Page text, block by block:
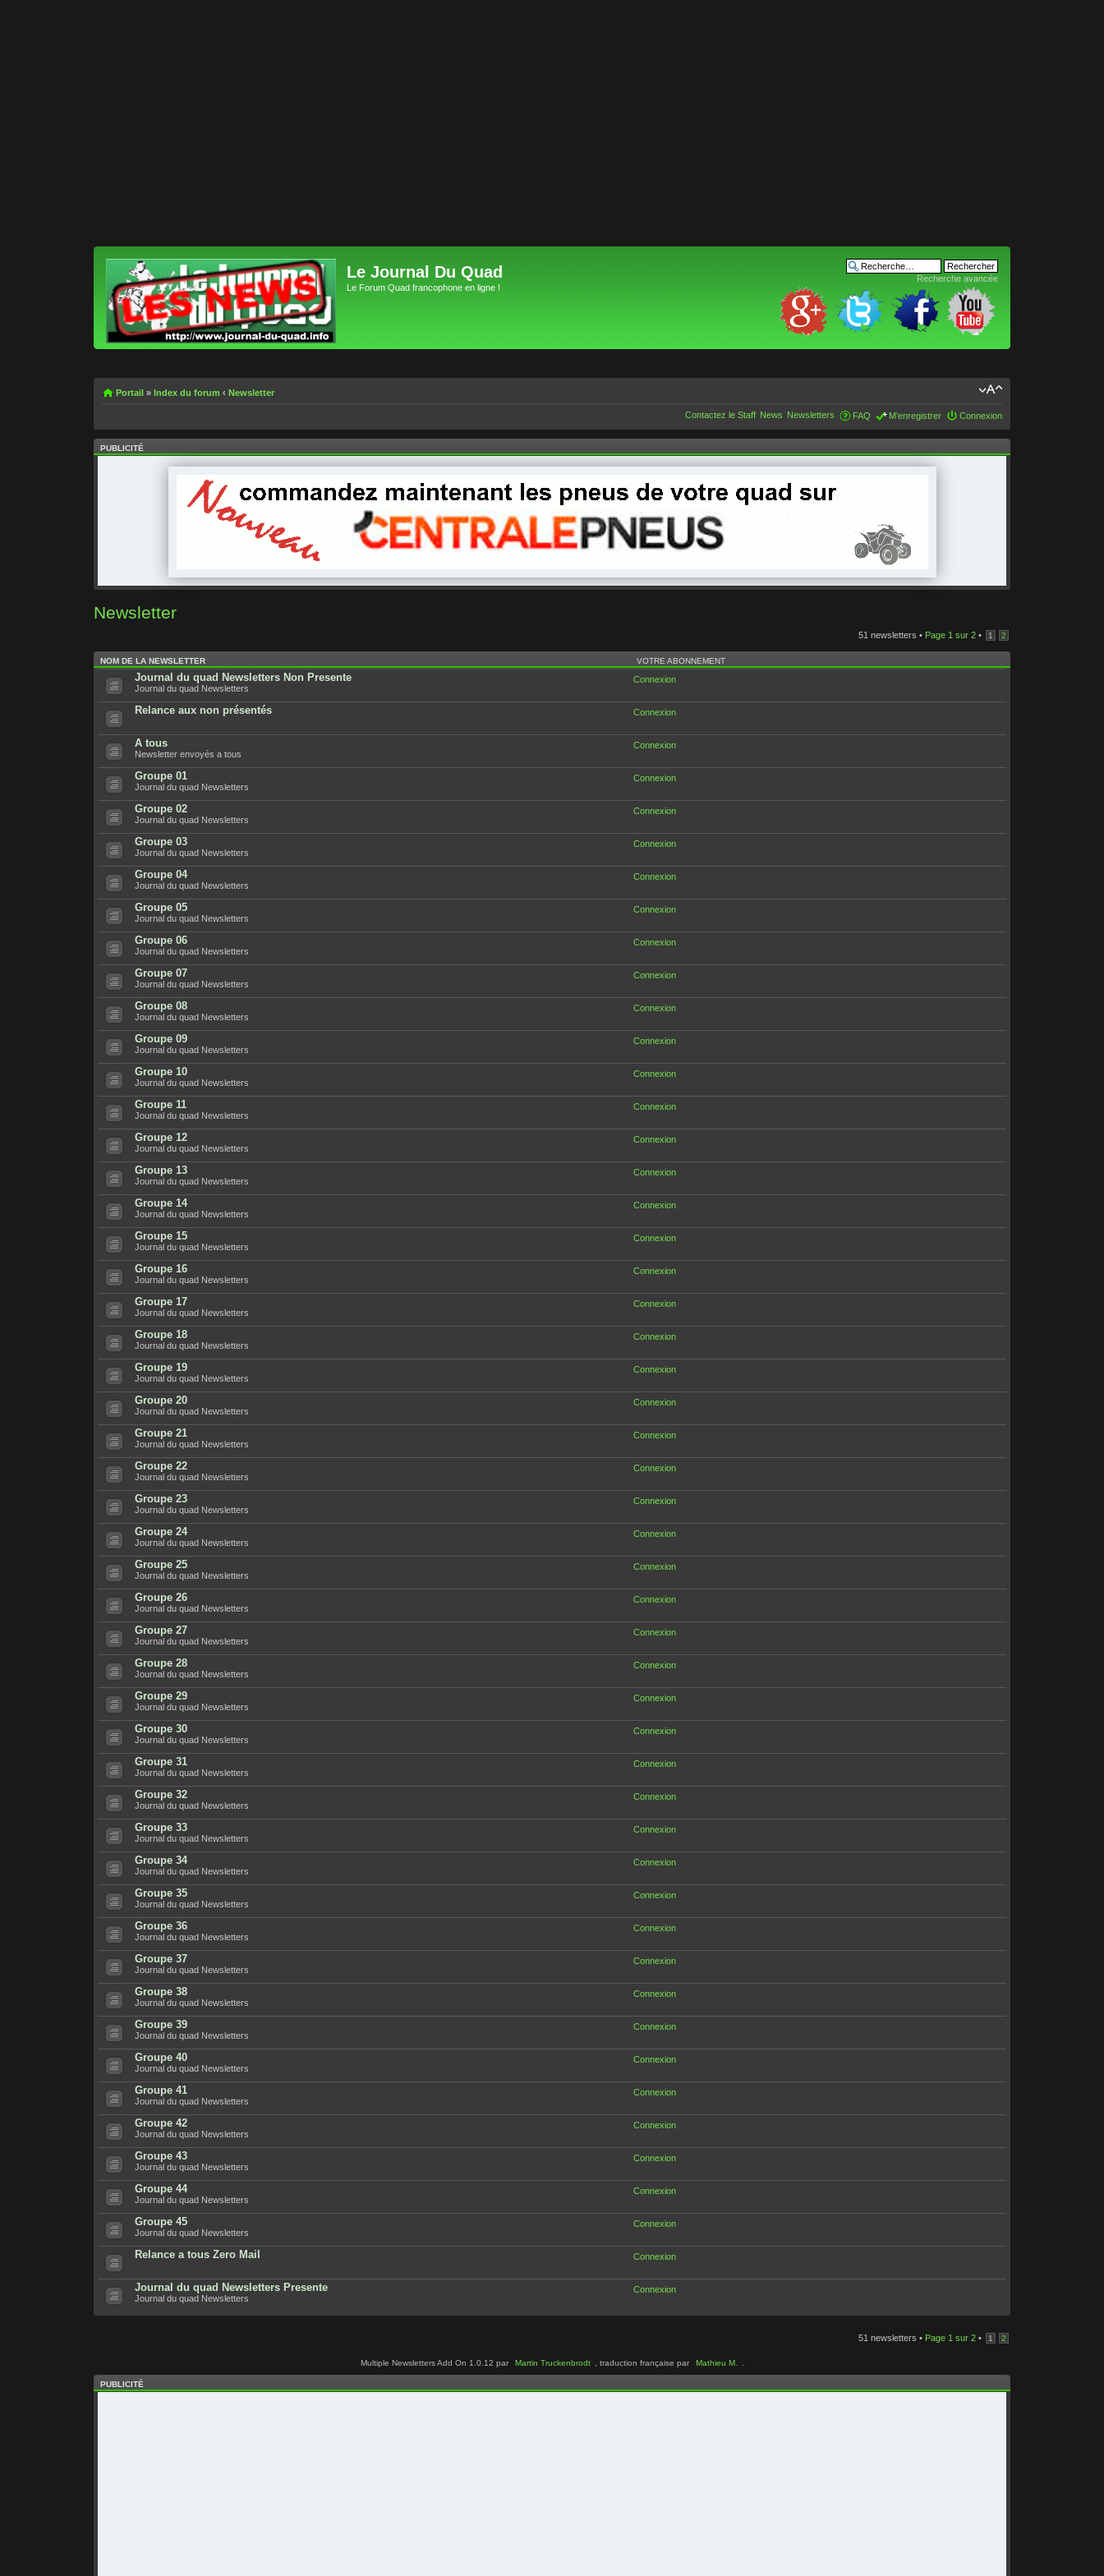
Le Journal Du Quad
Le Forum Quad francophone en ligne !
Recherche avancée
Portail »Index du forum ‹ Newsletter
Contactez le Staff News Newsletters FAQ M’enregistrer Connexion
PUBLICITÉ
Newsletter
51 newsletters • Page 1sur 2• 1 2
NOM DE LA NEWSLETTER VOTRE ABONNEMENT
Journal du quad Newsletters Non Presente
Journal du quad Newsletters
Connexion
Relance aux non présentés Connexion
A tous
Newsletter envoyés a tous
Connexion
Groupe 01
Journal du quad Newsletters
Connexion
Groupe 02
Journal du quad Newsletters
Connexion
Groupe 03
Journal du quad Newsletters
Connexion
Groupe 04
Journal du quad Newsletters
Connexion
Groupe 05
Journal du quad Newsletters
Connexion
Groupe 06
Journal du quad Newsletters
Connexion
Groupe 07
Journal du quad Newsletters
Connexion
Groupe 08
Journal du quad Newsletters
Connexion
Groupe 09
Journal du quad Newsletters
Connexion
Groupe 10
Journal du quad Newsletters
Connexion
Groupe 11
Journal du quad Newsletters
Connexion
Groupe 12
Journal du quad Newsletters
Connexion
Groupe 13
Journal du quad Newsletters
Connexion
Groupe 14
Journal du quad Newsletters
Connexion
Groupe 15
Journal du quad Newsletters
Connexion
Groupe 16
Journal du quad Newsletters
Connexion
Groupe 17
Journal du quad Newsletters
Connexion
Groupe 18
Journal du quad Newsletters
Connexion
Groupe 19
Journal du quad Newsletters
Connexion
Groupe 20
Journal du quad Newsletters
Connexion
Groupe 21
Journal du quad Newsletters
Connexion
Groupe 22
Journal du quad Newsletters
Connexion
Groupe 23
Journal du quad Newsletters
Connexion
Groupe 24
Journal du quad Newsletters
Connexion
Groupe 25
Journal du quad Newsletters
Connexion
Groupe 26
Journal du quad Newsletters
Connexion
Groupe 27
Journal du quad Newsletters
Connexion
Groupe 28
Journal du quad Newsletters
Connexion
Groupe 29
Journal du quad Newsletters
Connexion
Groupe 30
Journal du quad Newsletters
Connexion
Groupe 31
Journal du quad Newsletters
Connexion
Groupe 32
Journal du quad Newsletters
Connexion
Groupe 33
Journal du quad Newsletters
Connexion
Groupe 34
Journal du quad Newsletters
Connexion
Groupe 35
Journal du quad Newsletters
Connexion
Groupe 36
Journal du quad Newsletters
Connexion
Groupe 37
Journal du quad Newsletters
Connexion
Groupe 38
Journal du quad Newsletters
Connexion
Groupe 39
Journal du quad Newsletters
Connexion
Groupe 40
Journal du quad Newsletters
Connexion
Groupe 41
Journal du quad Newsletters
Connexion
Groupe 42
Journal du quad Newsletters
Connexion
Groupe 43
Journal du quad Newsletters
Connexion
Groupe 44
Journal du quad Newsletters
Connexion
Groupe 45
Journal du quad Newsletters
Connexion
Relance a tous Zero Mail Connexion
Journal du quad Newsletters Presente
Journal du quad Newsletters
Connexion
51 newsletters • Page 1sur 2• 1 2
Multiple Newsletters Add On 1.0.12 par Martin Truckenbrodt , traduction française par Mathieu M. .
PUBLICITÉ